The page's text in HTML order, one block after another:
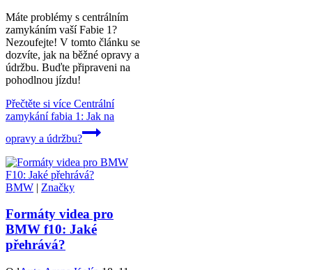
Máte problémy s centrálním
zamykáním vaší Fabie 1?
Nezoufejte! V tomto článku se
dozvíte, jak na běžné opravy a
údržbu. Buďte připraveni na
pohodlnou jízdu!
Přečtěte si více Centrální
zamykání fabia 1: Jak na
opravy a údržbu?
BMW | Značky
Formáty videa pro
BMW f10: Jaké
přehrává?